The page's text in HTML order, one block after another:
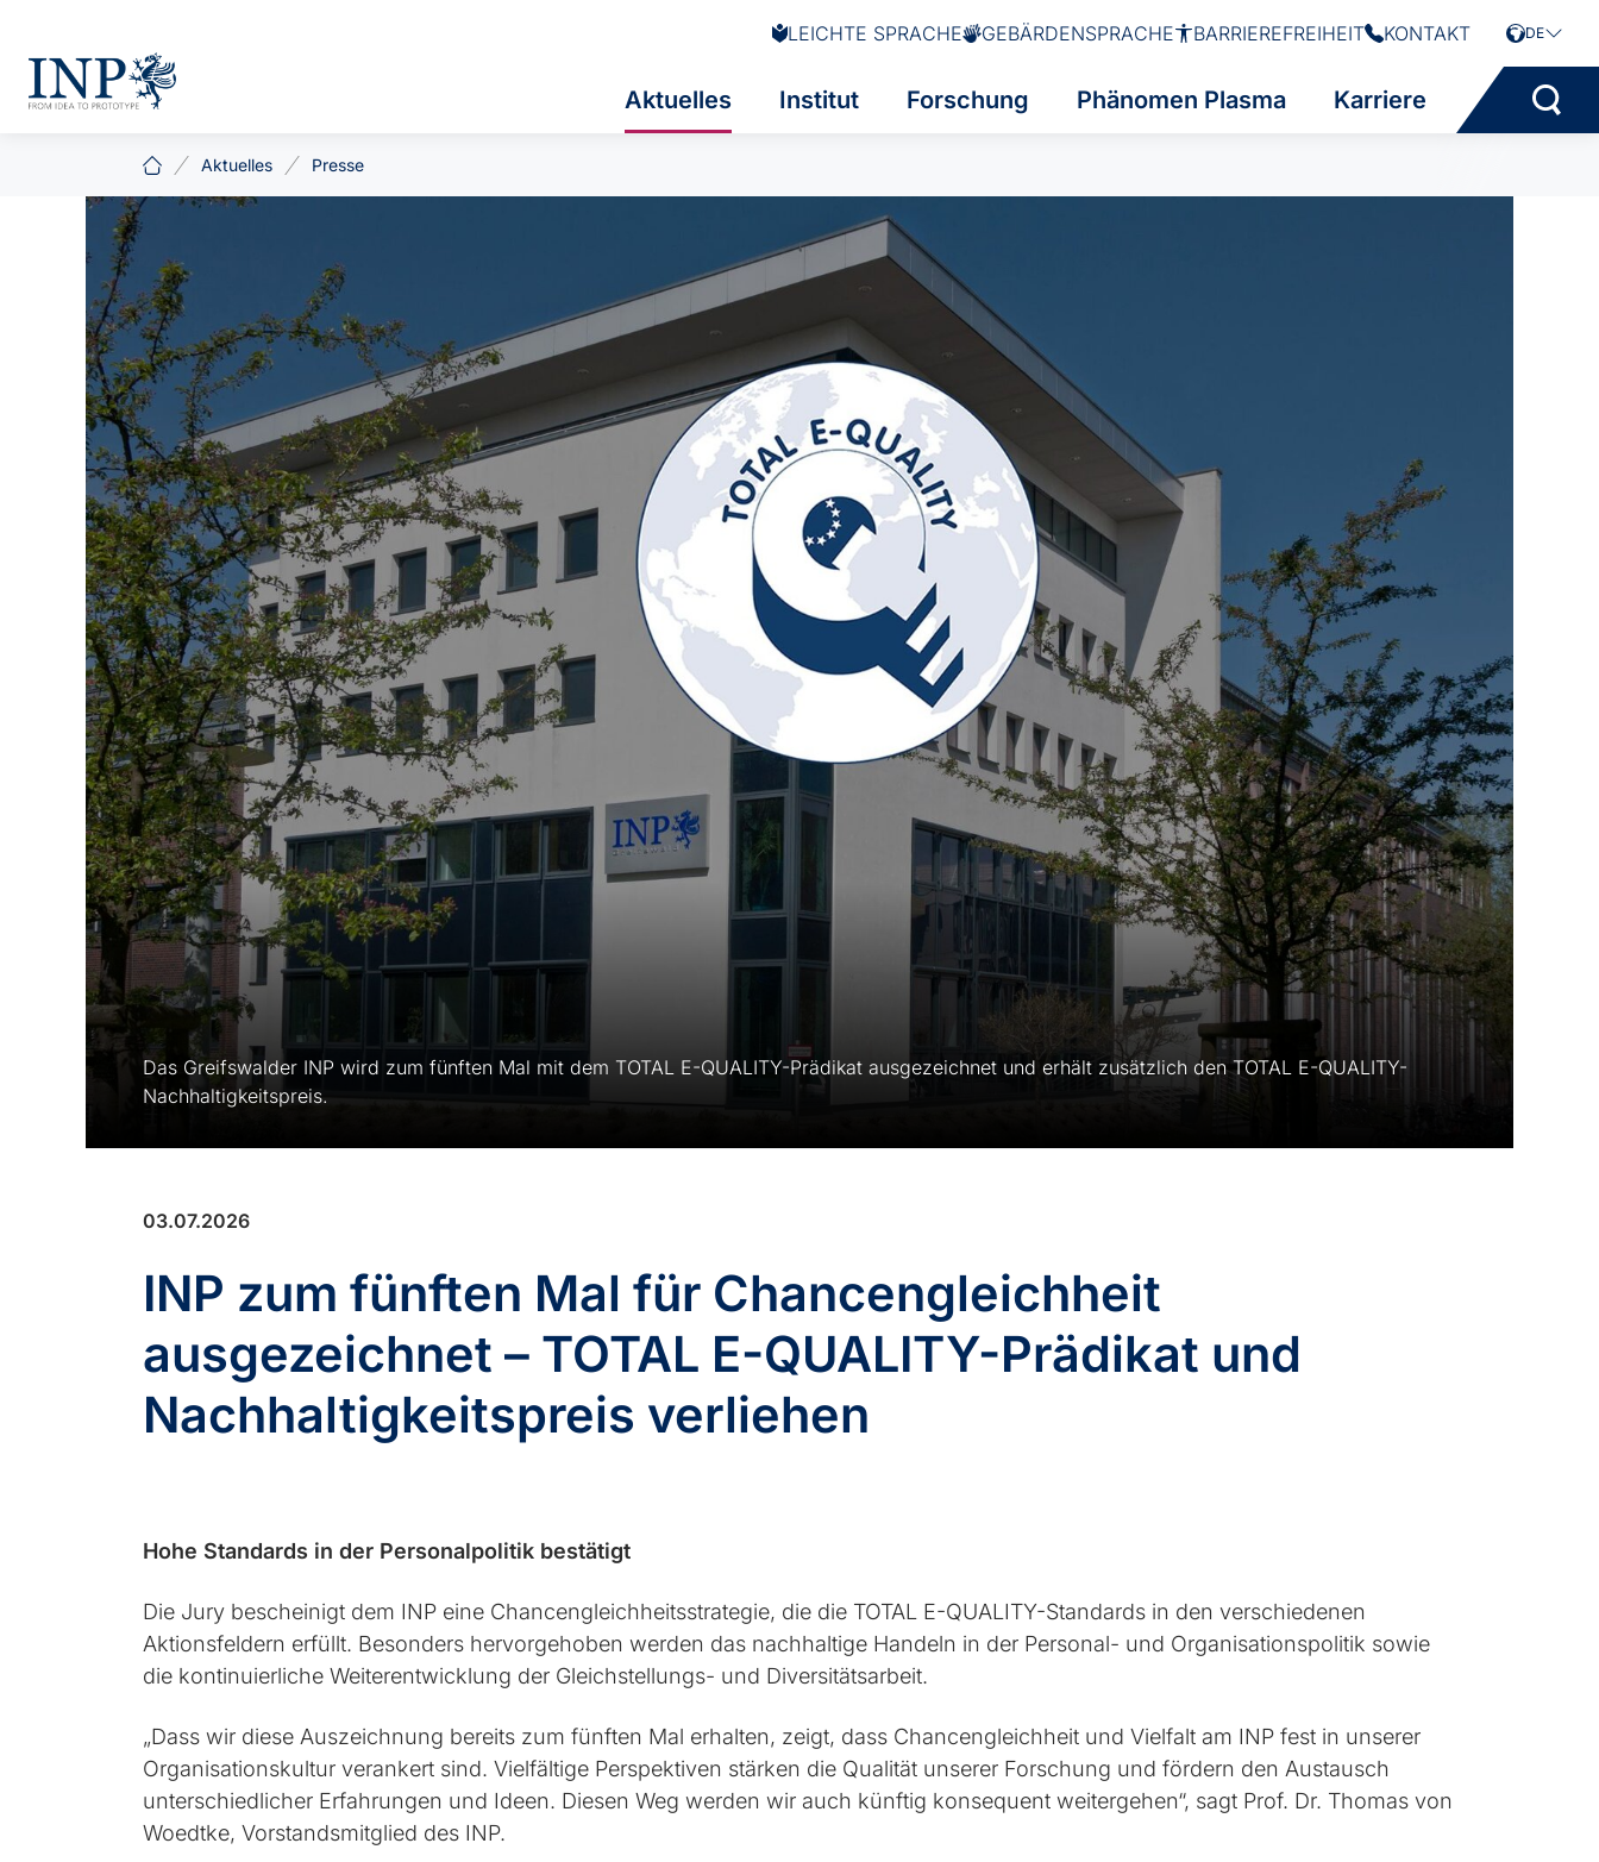
LEICHTE SPRACHE GEBÄRDENSPRACHE BARRIEREFREIHEIT KONTAKT DE
Aktuelles Institut Forschung Phänomen Plasma Karriere
Aktuelles Presse
Das Greifswalder INP wird zum fünften Mal mit dem TOTAL E-QUALITY-Prädikat ausgezeichnet und erhält zusätzlich den TOTAL E-QUALITY-
Nachhaltigkeitspreis.
03.07.2026
INP zum fünften Mal für Chancengleichheit
ausgezeichnet – TOTAL E-QUALITY-Prädikat und
Nachhaltigkeitspreis verliehen
Hohe Standards in der Personalpolitik bestätigt
Die Jury bescheinigt dem INP eine Chancengleichheitsstrategie, die die TOTAL E-QUALITY-Standards in den verschiedenen
Aktionsfeldern erfüllt. Besonders hervorgehoben werden das nachhaltige Handeln in der Personal- und Organisationspolitik sowie
die kontinuierliche Weiterentwicklung der Gleichstellungs- und Diversitätsarbeit.
„Dass wir diese Auszeichnung bereits zum fünften Mal erhalten, zeigt, dass Chancengleichheit und Vielfalt am INP fest in unserer
Organisationskultur verankert sind. Vielfältige Perspektiven stärken die Qualität unserer Forschung und fördern den Austausch
unterschiedlicher Erfahrungen und Ideen. Diesen Weg werden wir auch künftig konsequent weitergehen“, sagt Prof. Dr. Thomas von
Woedtke, Vorstandsmitglied des INP.